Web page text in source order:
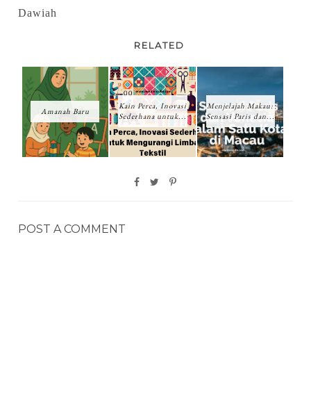
Dawiah
RELATED
Amanah Baru
Kain Perca, Inovasi
Sederhana untuk...
Menjelajah Makau:
Sensasi Paris dan...
POST A COMMENT